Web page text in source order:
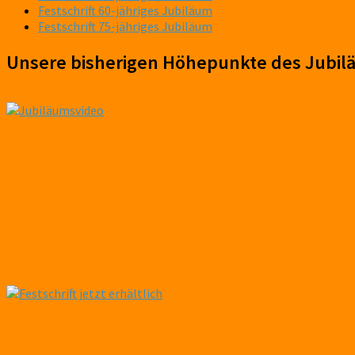
Festschrift 60-jähriges Jubiläum
Festschrift 75-jähriges Jubiläum
Unsere bisherigen Höhepunkte des